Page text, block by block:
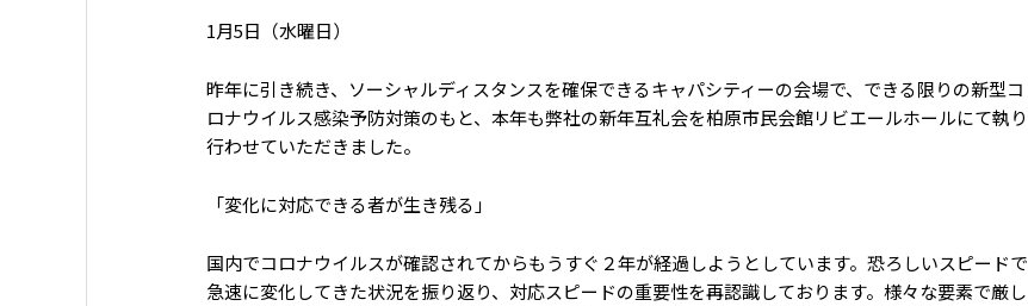
1月5日（水曜日）
昨年に引き続き、ソーシャルディスタンスを確保できるキャパシティーの会場で、できる限りの新型コ
ロナウイルス感染予防対策のもと、本年も弊社の新年互礼会を柏原市民会館リビエールホールにて執り
行わせていただきました。
「変化に対応できる者が生き残る」
国内でコロナウイルスが確認されてからもうすぐ２年が経過しようとしています。恐ろしいスピードで
急速に変化してきた状況を振り返り、対応スピードの重要性を再認識しております。様々な要素で厳し